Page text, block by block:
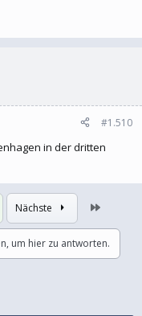
#1.510
in der dritten
Nächste
um hier zu antworten.